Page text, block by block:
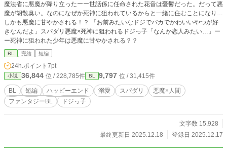
魔法省に悪魔が降り立ったーー世話係に任命された花音は憂鬱だった。だって悪
魔が胡散臭い。なのになぜか死神に狙われているからと一緒に住むことになり…
しかも悪魔に甘やかされる！？ 「お前みたいなドジでバカでかわいいやつが好
きなんだよ」スパダリ悪魔×死神に狙われるドジっ子「なんか恋人みたい…」ー
ー死神に狙われた少年は悪魔に甘やかされる？？
BL 完結 短編
24h.ポイント 7pt
小説 36,844 位 / 228,785件 BL 9,797 位 / 31,415件
BL 短編 ハッピーエンド 溺愛 スパダリ
悪魔×人間
ファンタジーBL
ドジっ子
文字数 15,928
最終更新日 2025.12.18
登録日 2025.12.17